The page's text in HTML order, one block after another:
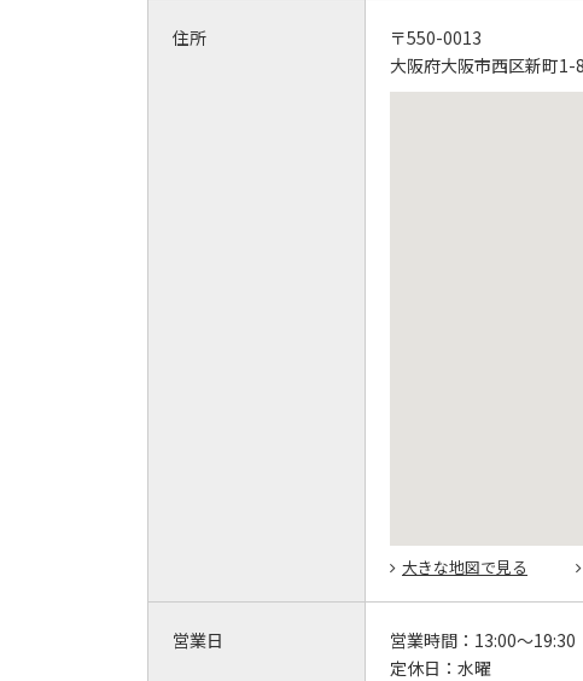
住所
〒550-0013
大阪府大阪市西区新町1-
大きな地図で見る
営業日 営業時間： 13:00～19:30
定休日： 水曜